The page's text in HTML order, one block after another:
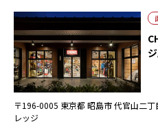
〒196-0005 東京都 昭島市 代官山二
レッジ